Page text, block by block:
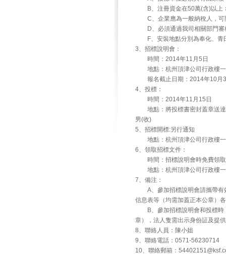
B、注冊資金在50萬(含)以上
C、企業應為一般納稅人，可
D、必須通過我司相關部門審
F、安裝地點分別為奉化、青
3、招標說明會：
時間：2014年11月5日
地點：杭州頂津公司行政樓一
報名截止日期：2014年10月
4、投標：
時間：2014年11月15日
地點：將投標書密封蓋章送達
男(收)
5、招標開標:另行通知
地點：杭州頂津公司行政樓一
6、領取招標文件：
時間：招標說明會時免費領取
地點：杭州頂津公司行政樓一
7、備注：
A、參加招標說明會請攜帶有
信息表等（均需加蓋正本公章）
B、參加招標說明會和投標時
章），法人隻需出示身份証及提
8、聯絡人員：陳小姐
9、聯絡電話：0571-56230714
10、聯絡郵箱：